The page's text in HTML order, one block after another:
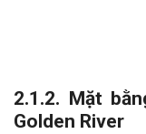
2.1.2. Mặt
Golden River